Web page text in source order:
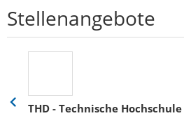
Stellenangebote
THD - Technische
Eine